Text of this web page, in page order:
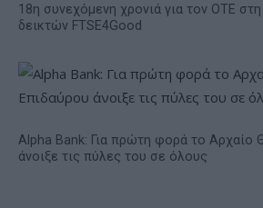
18η συνεχόμενη χρονιά για τον ΟΤΕ στη
δεικτών FTSE4Good
Alpha Bank: Για πρώτη φορά το Αρχαίο
άνοιξε τις πύλες του σε όλους